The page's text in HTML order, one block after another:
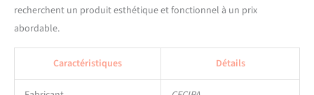
également éviter les
L'EMBALLAGE : Nous
fournissons 1 évier de
cuisine, 1 étagère de
recherchent un produit esthétique et fonctionnel à un prix
abordable.
Caractéristiques Détails